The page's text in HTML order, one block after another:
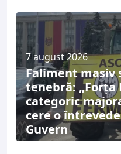
7 august 2026
Faliment masiv
tenebră: „Forța
categoric
cere o
Guvern